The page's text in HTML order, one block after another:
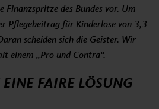
Finanzspritze des Bundes vor. Um
Pflegebeitrag für Kinderlose von 3,3
scheiden sich die Geister. Wir
einem „Pro und Contra“.
FAIRE LÖSUNG